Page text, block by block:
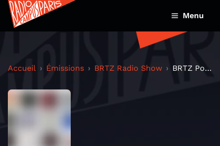
Menu
Accueil Émissions BRTZ Radio Show BRTZ Podcast - Cozz, news from the west, pépites ....